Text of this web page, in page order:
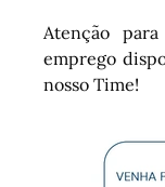
Atenção
emprego
nosso Time!